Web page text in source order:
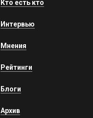
Кто есть кто
Интервью
Мнения
Рейтинги
Блоги
Архив